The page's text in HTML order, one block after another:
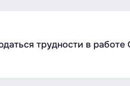
трудности в работе